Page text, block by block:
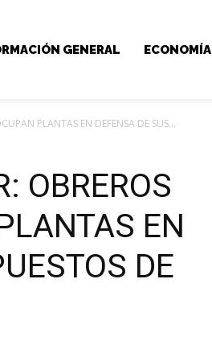
GENERAL ECONOMÍA
PLANTAS EN DEFENSA DE SUS...
OBREROS
EN
DE